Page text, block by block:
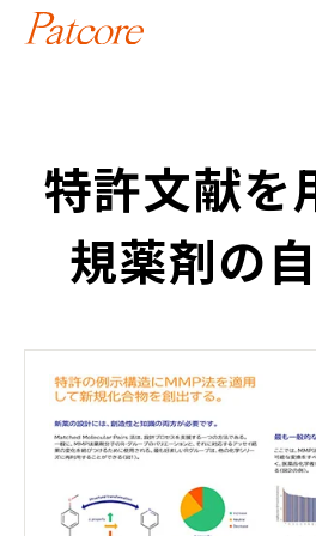
特許文献を
規薬剤の